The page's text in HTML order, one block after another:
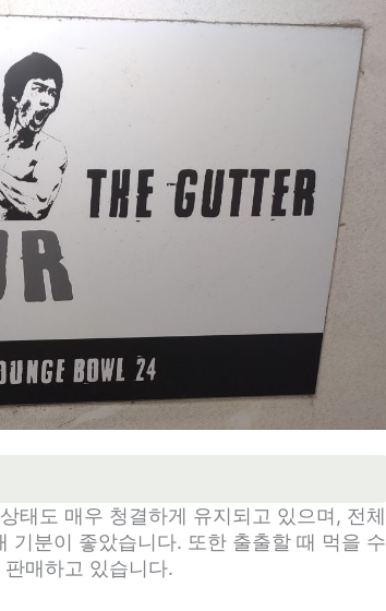
태도 매우 청결하게 유지되고 있으며, 전체
기분이 좋았습니다. 또한 출출할 때 먹을 수
매하고 있습니다.